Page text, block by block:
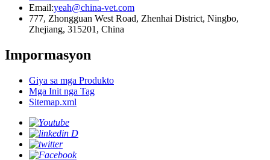
Email:yeah@china-vet.com
777, Zhongguan West Road, Zhenhai District, Ningbo,
Zhejiang, 315201, China
Impormasyon
Giya sa mga Produkto
Mga Init nga Tag
Sitemap.xml